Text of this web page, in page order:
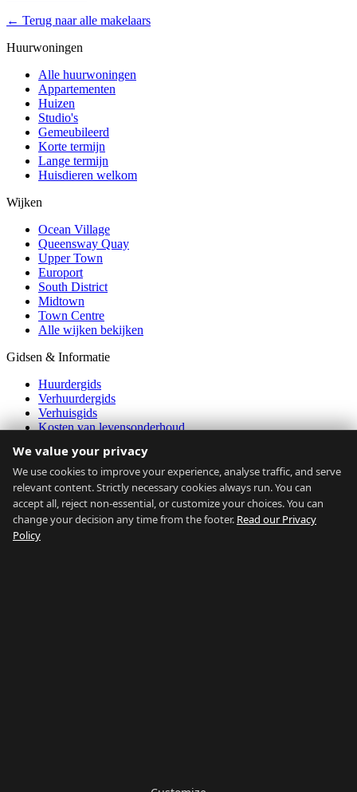
← Terug naar alle makelaars
Huurwoningen
Alle huurwoningen
Appartementen
Huizen
Studio's
Gemeubileerd
Korte termijn
Lange termijn
Huisdieren welkom
Wijken
Ocean Village
Queensway Quay
Upper Town
Europort
South District
Midtown
Town Centre
Alle wijken bekijken
Gidsen & Informatie
Huurdergids
Verhuurdergids
Verhuisgids
Kosten van levensonderhoud
Vervoer
Betaalbaarheidscalculator
Marktgegevens
Over Ons
Over Ons
We value your privacy
We use cookies to improve your experience, analyse traffic, and serve
relevant content. Strictly necessary cookies always run. You can
accept all, reject non-essential, or customize your choices. You can
change your decision any time from the footer. Read our Privacy
Policy